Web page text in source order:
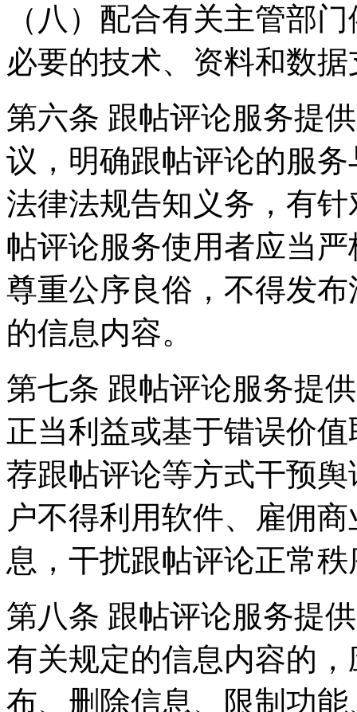
（八）配合有关主管部
必要的技术、资料和数
第六条 跟帖评论服务提
议，明确跟帖评论的服
法律法规告知义务，有
帖评论服务使用者应当
尊重公序良俗，不得发
的信息内容。
第七条 跟帖评论服务提
正当利益或基于错误价
荐跟帖评论等方式干预
户不得利用软件、雇佣
息，干扰跟帖评论正常
第八条 跟帖评论服务提
有关规定的信息内容的
布、删除信息、限制功